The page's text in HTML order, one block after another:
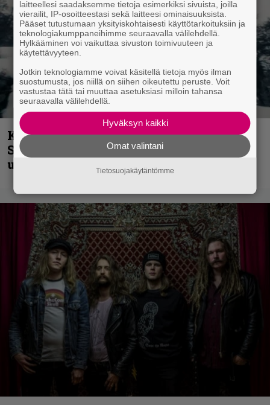
Kunnianosoitus hyiselle Pohjolalle –
Shining hyppäsi keskelle kinoksia
uudella videollaan
laitteellesi saadaksemme tietoja esimerkiksi sivuista, joilla
vierailit, IP-osoitteestasi sekä laitteesi ominaisuuksista.
Pääset tutustumaan yksityiskohtaisesti käyttötarkoituksiin ja
teknologiakumppaneihimme seuraavalla välilehdellä.
Hylkääminen voi vaikuttaa sivuston toimivuuteen ja
käytettävyyteen.
Jotkin teknologiamme voivat käsitellä tietoja myös ilman
suostumusta, jos niillä on siihen oikeutettu peruste. Voit
vastustaa tätä tai muuttaa asetuksiasi milloin tahansa
seuraavalla välilehdellä.
Hyväksyn kaikki
Omat valintani
Tietosuojakäytäntömme